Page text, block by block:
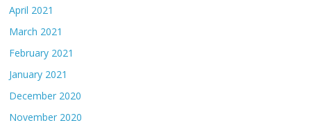
April 2021
March 2021
February 2021
January 2021
December 2020
November 2020